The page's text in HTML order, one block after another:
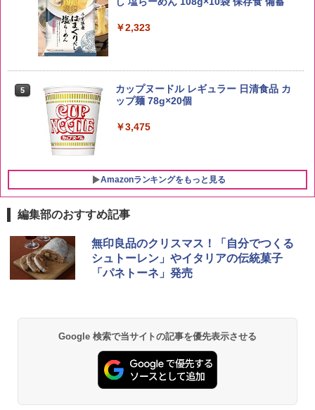
￥3,396
5
by Amazon 新潟県産 新潟のお米 無洗米
5kg
￥3,274
￥4,345
5
【数量限定】フロム・ザ・バレル モルト
ウイスキー500ml アサヒ [ 日本 500ml ]
【中元 ギフト プレゼント 贈り物に】
￥4,402
￥2,323
5
カップヌードル レギュラー 日清食品 カ
ップ麺 78g×20個
￥3,475
Amazonランキングをもっと見る
1
[山善] スチームオーブンレンジ 25L 一人
暮らし 二人暮らし フラットテーブル ス
チーム調理 自動メニュー19種搭載 角皿
付き ブラック MRK-F250TSV(B)
シャープ 過熱水蒸気 オーブンレンジ 23
L 1段調理 ブラック RE-WF232-B シンプ
ル操作 コンパクト 一人暮らし 二人暮ら
し らくチン!（絶対湿度）センサー ノン
フライ調理 トースト スチームあたため
編集部のおすすめ記事
無印良品のクリスマス！「自分でつくる
シュトーレン」やイタリアの伝統菓子
「パネトーネ」発売
Google 検索で当サイトの記事を優先表示させる